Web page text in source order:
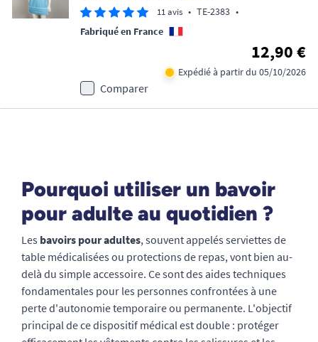
11 avis • TE-2383 •
Fabriqué en France
12,90 €
Expédié à partir du 05/10/2026
Comparer
Pourquoi utiliser un bavoir
pour adulte au quotidien ?
Les bavoirs pour adultes, souvent appelés serviettes de
table médicalisées ou protections de repas, vont bien au-
delà du simple accessoire. Ce sont des aides techniques
fondamentales pour les personnes confrontées à une
perte d'autonomie temporaire ou permanente. L'objectif
principal de ce dispositif médical est double : protéger